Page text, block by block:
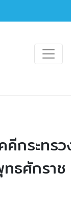
กระทร
ธศักราช